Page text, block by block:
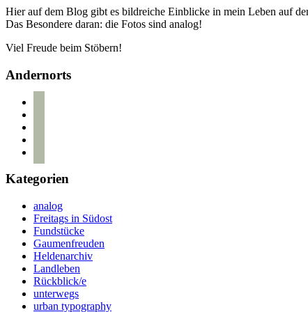
Hier auf dem Blog gibt es bildreiche Einblicke in mein Leben auf
Das Besondere daran: die Fotos sind analog!
Viel Freude beim Stöbern!
Andernorts
Kategorien
analog
Freitags in Südost
Fundstücke
Gaumenfreuden
Heldenarchiv
Landleben
Rückblick/e
unterwegs
urban typography